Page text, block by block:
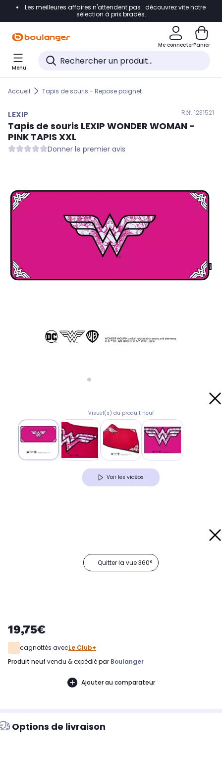
Accéder directement à la navigation
Accéder directement au pied de page
Accéder directement au chatbot
Les meilleures affaires n'attendent pas : découvrez vite notre
sélection à prix bradés.
Me connecterPanier
Menu
Accueil Tapis de souris - Repose poignet
LEXIP Réf. 1231521
Tapis de souris LEXIP WONDER WOMAN -
PINK TAPIS XXL
Donner le premier avis
Visuel(s) du produit neuf
Voir les vidéos
Quitter la vue 360°
19,75€
cagnottés avecLe Club+
produit neuf vendu & expédié par Boulanger
Ajouter au comparateur
Options de livraison